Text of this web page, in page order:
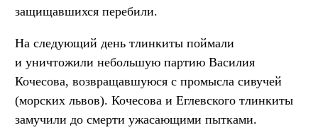
защищавшихся перебили.
На следующий день тлинкиты поймали
и уничтожили небольшую партию Василия
Кочесова, возвращавшуюся с промысла сивучей
(морских львов). Кочесова и Еглевского тлинкиты
замучили до смерти ужасающими пытками.